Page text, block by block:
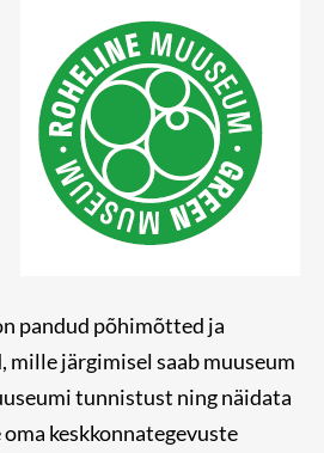
pandud põhimõtted ja
järgimisel saab muuseum
tunnistust ning näidata
keskkonnategevuste